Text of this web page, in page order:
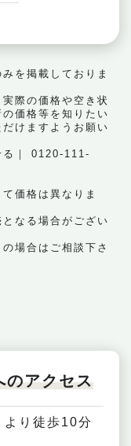
を掲載しておりま
際の価格や空き状
価格等を知りたい
けますようお願い
る｜ 0120-111-
価格は異なりま
なる場合がござい
場合はご相談下さ
のアクセス
より徒歩10分